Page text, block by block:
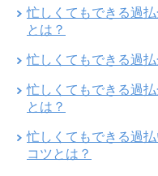
忙しくてもできる過
とは？
忙しくてもできる過
忙しくてもできる過
とは？
忙しくてもできる過
コツとは？